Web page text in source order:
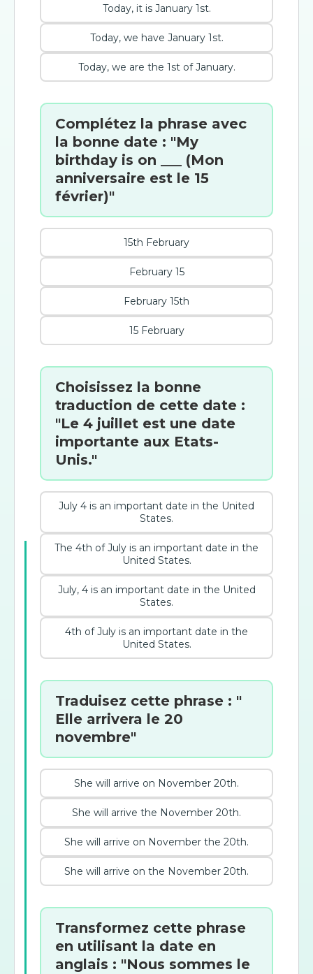
Today, it is January 1st.
Today, we have January 1st.
Today, we are the 1st of January.
Complétez la phrase avec
la bonne date : "My
birthday is on ___ (Mon
anniversaire est le 15
février)"
15th February
February 15
February 15th
15 February
Choisissez la bonne
traduction de cette date :
"Le 4 juillet est une date
importante aux Etats-
Unis."
July 4 is an important date in the United
States.
The 4th of July is an important date in the
United States.
July, 4 is an important date in the United
States.
4th of July is an important date in the
United States.
Traduisez cette phrase : "
Elle arrivera le 20
novembre"
She will arrive on November 20th.
She will arrive the November 20th.
She will arrive on November the 20th.
She will arrive on the November 20th.
Transformez cette phrase
en utilisant la date en
anglais : "Nous sommes le